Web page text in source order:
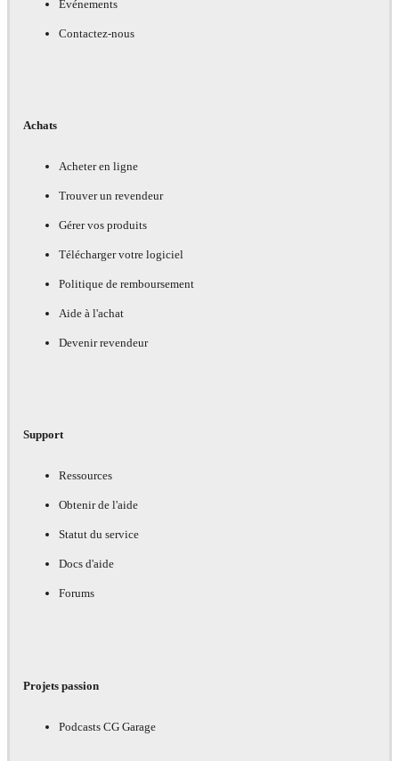
Événements
Contactez-nous
Achats
Acheter en ligne
Trouver un revendeur
Gérer vos produits
Télécharger votre logiciel
Politique de remboursement
Aide à l'achat
Devenir revendeur
Support
Ressources
Obtenir de l'aide
Statut du service
Docs d'aide
Forums
Projets passion
Podcasts CG Garage